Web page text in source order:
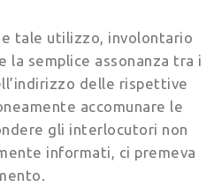
tale utilizzo, involontario
la semplice assonanza tra i
delle rispettive
accomunare le
gli interlocutori non
informati, ci premeva